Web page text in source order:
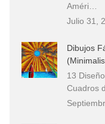
Améri…
Julio 31,
Dibujos
13
Cuadros